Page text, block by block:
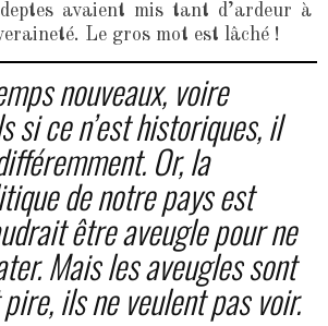
avaient mis tant d’ardeur à
Le gros mot est lâché !
nouveaux, voire
si ce n’est historiques, il
Or, la
de notre pays est
être aveugle pour ne
Mais les aveugles sont
ils ne veulent pas voir.